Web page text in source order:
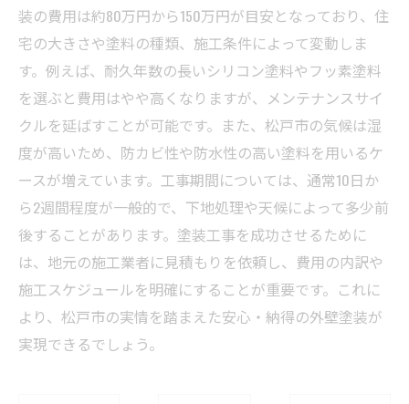
装の費用は約80万円から150万円が目安となっており、住
宅の大きさや塗料の種類、施工条件によって変動しま
す。例えば、耐久年数の長いシリコン塗料やフッ素塗料
を選ぶと費用はやや高くなりますが、メンテナンスサイ
クルを延ばすことが可能です。また、松戸市の気候は湿
度が高いため、防カビ性や防水性の高い塗料を用いるケ
ースが増えています。工事期間については、通常10日か
ら2週間程度が一般的で、下地処理や天候によって多少前
後することがあります。塗装工事を成功させるために
は、地元の施工業者に見積もりを依頼し、費用の内訳や
施工スケジュールを明確にすることが重要です。これに
より、松戸市の実情を踏まえた安心・納得の外壁塗装が
実現できるでしょう。